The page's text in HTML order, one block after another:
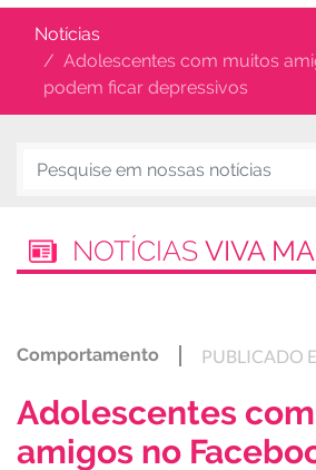
Notícias
Adolescentes com muitos
podem ficar depressivos
NOTÍCIAS VIVA
Comportamento PUBLICADO
Adolescentes
amigos no